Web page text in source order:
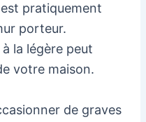
pratiquement
porteur.
la légère peut
votre maison.
de graves